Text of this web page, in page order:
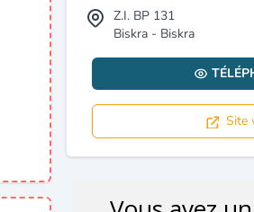
Z.I. BP 131
Biskra - Biskra
Site